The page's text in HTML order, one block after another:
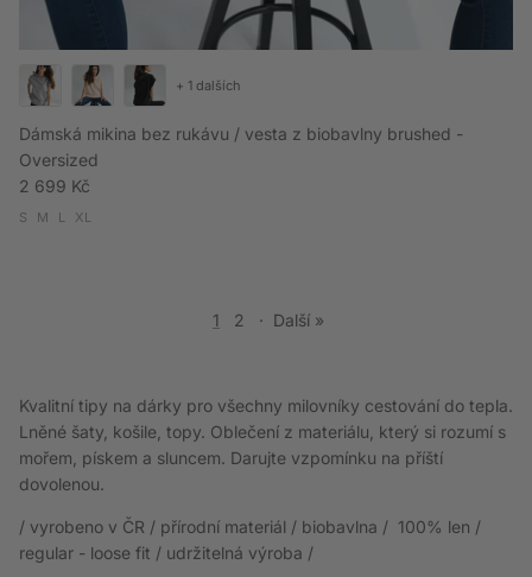
Dámská mikina bez rukávu / vesta z biobavlny brushed -
Oversized
Běžná cena
2 699 Kč
S M L XL
+ 1 dalších
1 2 · Další »
Kvalitní tipy na dárky pro všechny milovníky cestování do tepla.
Lněné šaty, košile, topy. Oblečení z materiálu, který si rozumí s
mořem, pískem a sluncem. Darujte vzpomínku na příští
dovolenou.
/ vyrobeno v ČR / přírodní materiál / biobavlna / 100% len /
regular - loose fit / udržitelná výroba /